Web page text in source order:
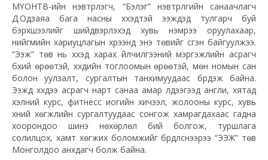
МҮОНТВ-ийн нэвтрүүлэгч, “Бэлэг” нэвтрүүлгийн санаачлагч
Д.Одзаяа бага насны хүүхэдтэй ээжүүдэд тулгарч буй
бэрхшээлийг шийдвэрлэхэд хувь нэмрээ оруулахаар,
нийгмийн хариуцлагын хүрээнд энэ төвийг үүсгэн байгуулжээ.
“Ээж” төв нь хүүхэд харах үйлчилгээний мэргэжлийн асрагч
бүхий өрөөтэй, хүүхдийн тоглоомын өрөөтэй, мөн номын сан
болон уулзалт, сургалтын танхимуудаас бүрдэж байна.
Ээжүүд хүүхдээ асрагч нарт санаа амар үлдээгээд англи, хятад
хэлний курс, фитнесс иогийн хичээл, жолооны курс, хувь
хүний хөгжлийн сургалтуудаас сонгож хамрагдахаас гадна
хоорондоо шинэ нөхөрлөл бий болгож, туршлага
солилцох, хамт хөгжих боломжийг бүрдүүлснээрээ “ЭЭЖ” төв
Монголдоо анхдагч болж байна.